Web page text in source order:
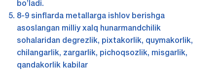
bo’ladi.
8-9 sinflarda metallarga ishlov berishga
asoslangan milliy xalq hunarmandchilik
sohalaridan degrezlik, pixtakorlik, quymakorlik,
chilangarlik, zargarlik, pichoqsozlik, misgarlik,
qandakorlik kabilar